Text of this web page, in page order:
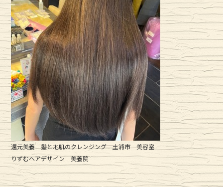
還元美養 髪と地肌のクレンジング 土浦市 美容室
りずむヘアデザイン 美養院